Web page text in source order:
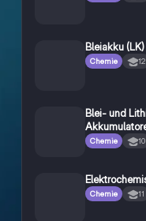
Bleiakku (LK)
Chemie 12
Blei- und
Chemie 10
Chemie 11